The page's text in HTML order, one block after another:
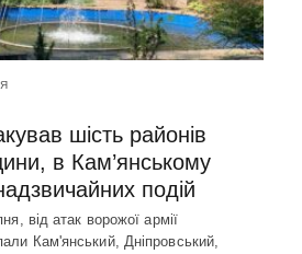
шість районів
в Кам’янському
подій
від атак ворожої армії
Кам'янський, Дніпровський,